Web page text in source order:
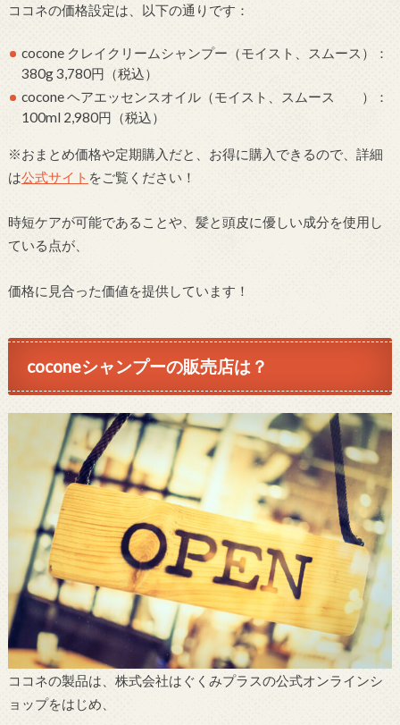
ココネの価格設定は、以下の通りです：
cocone クレイクリームシャンプー（モイスト、スムース）：
380g 3,780円（税込）
cocone ヘアエッセンスオイル（モイスト、スムース ）：
100ml 2,980円（税込）
※おまとめ価格や定期購入だと、お得に購入できるので、詳細
は公式サイト をご覧ください！
時短ケアが可能であることや、髪と頭皮に優しい成分を使用し
ている点が、
価格に見合った価値を提供しています！
coconeシャンプーの販売店は？
ココネの製品は、株式会社はぐくみプラスの公式オンラインシ
ョップをはじめ、